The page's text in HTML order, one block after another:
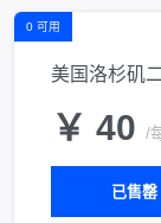
0 可用
美国洛杉矶
￥ 40 /
已售罄